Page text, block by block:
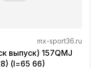
mx-sport36.ru
выпуск) 157QMJ
(l=65 66)